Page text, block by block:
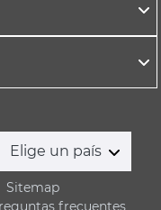
Elige un país
Sitemap
frecuentes